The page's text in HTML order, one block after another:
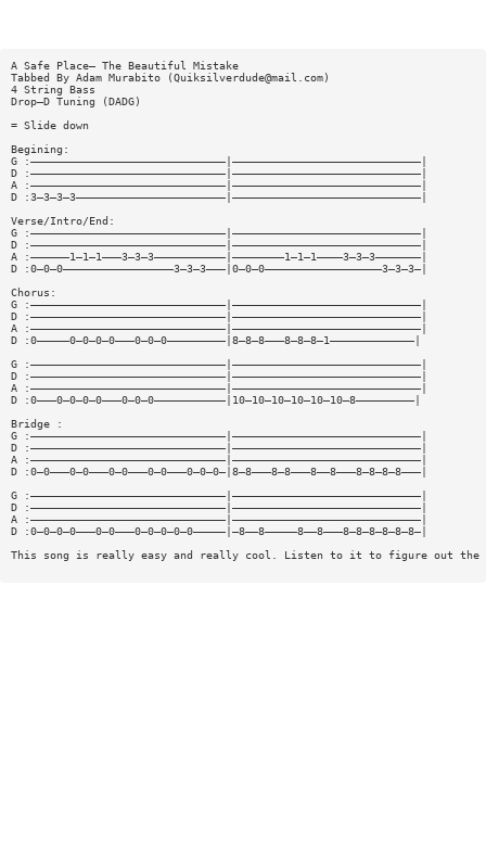
A Safe Place— The Beautiful Mistake
Tabbed By Adam Murabito (Quiksilverdude@mail.com)
4 String Bass
Drop—D Tuning (DADG)
= Slide down
Begining:
G :——————————————————————————————|—————————————————————————————|
D :——————————————————————————————|—————————————————————————————|
A :——————————————————————————————|—————————————————————————————|
D :3—3—3—3———————————————————————|—————————————————————————————|
Verse/Intro/End:
G :——————————————————————————————|—————————————————————————————|
D :——————————————————————————————|—————————————————————————————|
A :——————1—1—1———3—3—3———————————|————————1—1—1————3—3—3———————|
D :0—0—0—————————————————3—3—3———|0—0—0——————————————————3—3—3—|
Chorus:
G :——————————————————————————————|—————————————————————————————|
D :——————————————————————————————|—————————————————————————————|
A :——————————————————————————————|—————————————————————————————|
D :0—————0—0—0—0———0—0—0—————————|8—8—8———8—8—8—1—————————————|
G :——————————————————————————————|—————————————————————————————|
D :——————————————————————————————|—————————————————————————————|
A :——————————————————————————————|—————————————————————————————|
D :0———0—0—0—0———0—0—0———————————|10—10—10—10—10—10—8—————————|
Bridge :
G :——————————————————————————————|—————————————————————————————|
D :——————————————————————————————|—————————————————————————————|
A :——————————————————————————————|—————————————————————————————|
D :0—0———0—0———0—0———0—0———0—0—0—|8—8———8—8———8——8———8—8—8—8———|
G :——————————————————————————————|—————————————————————————————|
D :——————————————————————————————|—————————————————————————————|
A :——————————————————————————————|—————————————————————————————|
D :0—0—0—0———0—0———0—0—0—0—0—————|—8——8—————8——8———8—8—8—8—8—8—|
This song is really easy and really cool. Listen to it to figure out the